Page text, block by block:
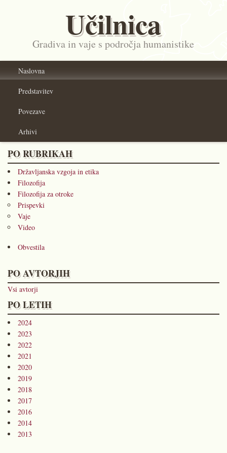
Učilnica
Gradiva in vaje s področja humanistike
Naslovna
Predstavitev
Povezave
Arhivi
PO RUBRIKAH
Državljanska vzgoja in etika
Filozofija
Filozofija za otroke
Prispevki
Vaje
Video
Obvestila
PO AVTORJIH
Vsi avtorji
PO LETIH
2024
2023
2022
2021
2020
2019
2018
2017
2016
2014
2013